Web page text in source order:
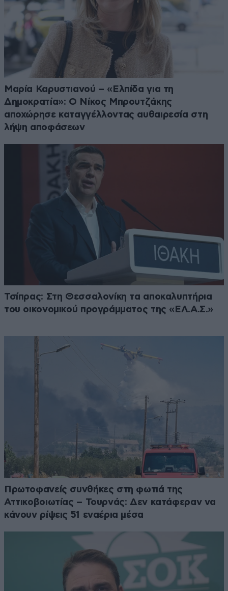
Μαρία Καρυστιανού – «Ελπίδα για τη
Δημοκρατία»: Ο Νίκος Μπρουτζάκης
αποχώρησε καταγγέλλοντας αυθαιρεσία στη
λήψη αποφάσεων
Τσίπρας: Στη Θεσσαλονίκη τα αποκαλυπτήρια
του οικονομικού προγράμματος της «ΕΛ.Α.Σ.»
Πρωτοφανείς συνθήκες στη φωτιά της
Αττικοβοιωτίας – Τουρνάς: Δεν κατάφεραν να
κάνουν ρίψεις 51 εναέρια μέσα